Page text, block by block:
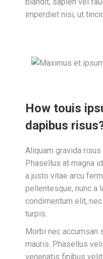
imperdiet nisi, ut
How touis
dapibus
Aliquam gravida
Phasellus at magna
a justo vitae arcu
pellentesque, nunc a
condimentum elit,
turpis.
Morbi nec
mauris. Phasellus
venenatis finibus